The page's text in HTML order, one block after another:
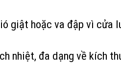
giật hoặc va đập vì cửa
nhiệt, đa dạng về kích